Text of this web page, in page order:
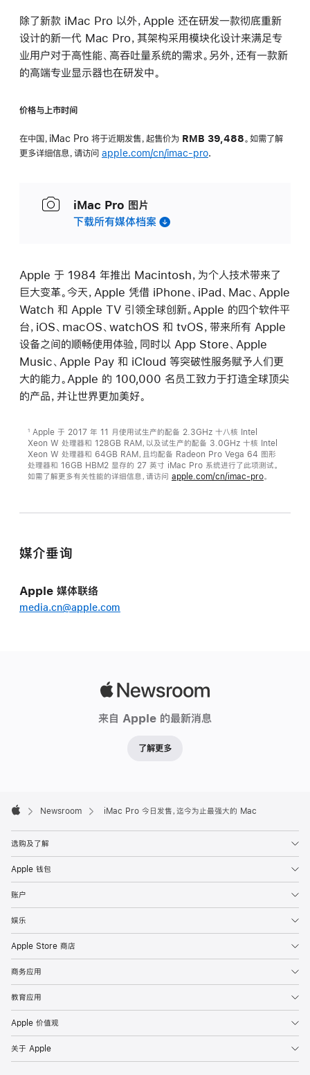
除了新款 iMac Pro 以外，Apple 还在研发一款彻底重新
设计的新一代 Mac Pro，其架构采用模块化设计来满足专
业用户对于高性能、高吞吐量系统的需求。另外，还有一款新
的高端专业显示器也在研发中。
价格与上市时间
在中国，iMac Pro 将于近期发售，起售价为 RMB 39,488。如需了解
更多详细信息，请访问 apple.com/cn/imac-pro.
iMac Pro 图片
下载所有媒体档案
Apple 于 1984 年推出 Macintosh，为个人技术带来了
巨大变革。今天，Apple 凭借 iPhone、iPad、Mac、Apple
Watch 和 Apple TV 引领全球创新。Apple 的四个软件平
台，iOS、macOS、watchOS 和 tvOS，带来所有 Apple
设备之间的顺畅使用体验，同时以 App Store、Apple
Music、Apple Pay 和 iCloud 等突破性服务赋予人们更
大的能力。Apple 的 100,000 名员工致力于打造全球顶尖
的产品，并让世界更加美好。
1
Apple 于 2017 年 11 月使用试生产的配备 2.3GHz 十八核 Intel
Xeon W 处理器和 128GB RAM，以及试生产的配备 3.0GHz 十核 Intel
Xeon W 处理器和 64GB RAM，且均配备 Radeon Pro Vega 64 图形
处理器和 16GB HBM2 显存的 27 英寸 iMac Pro 系统进行了此项测试。
如需了解更多有关性能的详细信息，请访问 apple.com/cn/imac-pro。
媒介垂询
Apple 媒体联络
media.cn@apple.com
来自 Apple 的最新消息
了解更多
Footer

Newsroom iMac Pro 今日发售，迄今为止最强大的 Mac
选购及了解
Apple 钱包
账户
娱乐
Apple Store 商店
商务应用
教育应用
Apple 价值观
关于 Apple